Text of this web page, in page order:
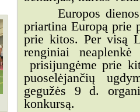
Europos
priartina Europą prie
prie kitos. Per visą
renginiai
prisijungėme prie
puoselėjančių
gegužės 9 d.
konkursą.